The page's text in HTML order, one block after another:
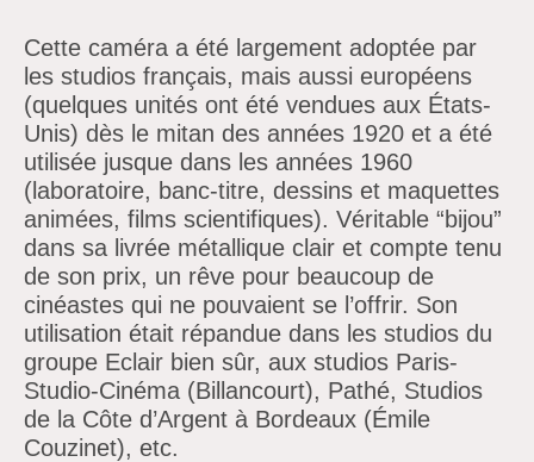
Cette caméra a été largement adoptée par
les studios français, mais aussi européens
(quelques unités ont été vendues aux États-
Unis) dès le mitan des années 1920 et a été
utilisée jusque dans les années 1960
(laboratoire, banc-titre, dessins et maquettes
animées, films scientifiques). Véritable “bijou”
dans sa livrée métallique clair et compte tenu
de son prix, un rêve pour beaucoup de
cinéastes qui ne pouvaient se l’offrir. Son
utilisation était répandue dans les studios du
groupe Eclair bien sûr, aux studios Paris-
Studio-Cinéma (Billancourt), Pathé, Studios
de la Côte d’Argent à Bordeaux (Émile
Couzinet), etc.